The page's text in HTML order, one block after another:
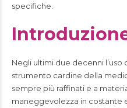
specifiche.
Negli ultimi due decenni
strumento cardine della
sempre più raffinati e a
maneggevolezza in costante